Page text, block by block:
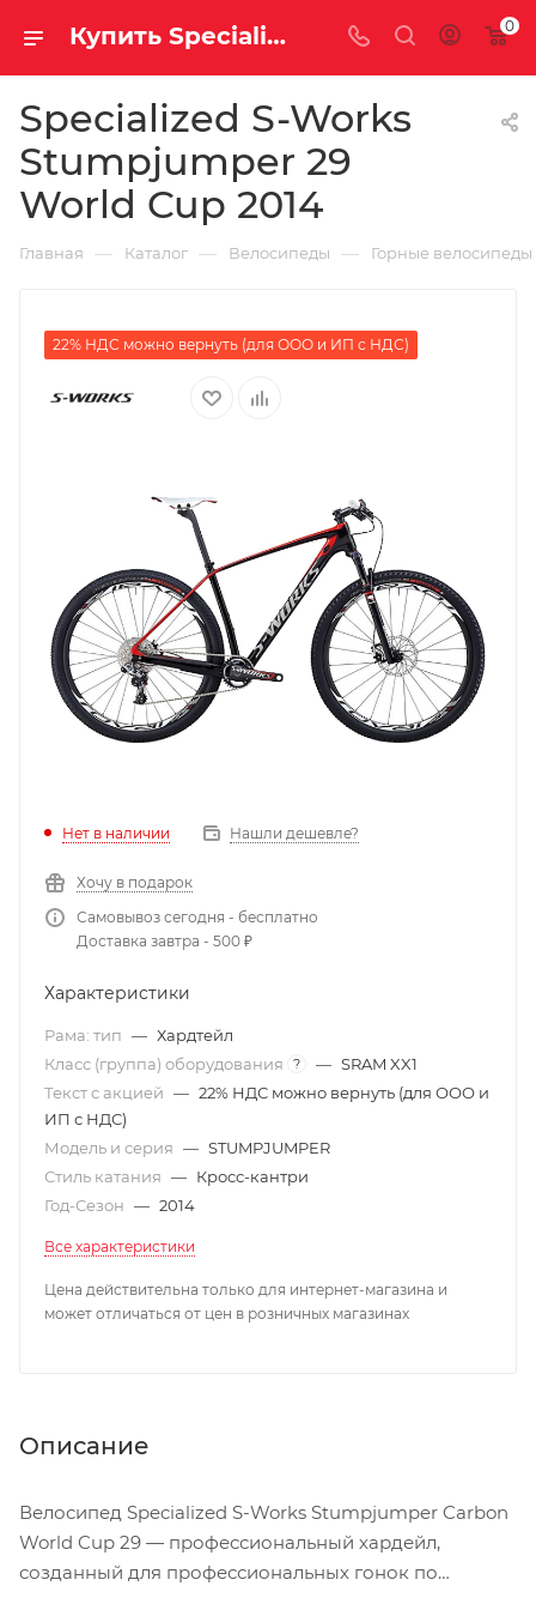
Купить Specialized S-Works Stumpjumper 29 World Cup 2014 за рублей, а со скидкой 0
Specialized S-Works
Stumpjumper 29
World Cup 2014
Главная — Каталог — Велосипеды — Горные велосипеды
22% НДС можно вернуть (для ООО и ИП с НДС)
Нет в наличии Нашли дешевле?
Хочу в подарок
Самовывоз сегодня - бесплатно
Доставка завтра - 500 ₽
Характеристики
Рама: тип — Хардтейл
Класс (группа) оборудования
? — SRAM XX1
Текст с акцией — 22% НДС можно вернуть (для ООО и
ИП с НДС)
Модель и серия — STUMPJUMPER
Стиль катания — Кросс-кантри
Год-Сезон — 2014
Все характеристики
Цена действительна только для интернет-магазина и
может отличаться от цен в розничных магазинах
Описание
Велосипед Specialized S-Works Stumpjumper Carbon
World Cup 29 — профессиональный хардейл,
созданный для профессиональных гонок по